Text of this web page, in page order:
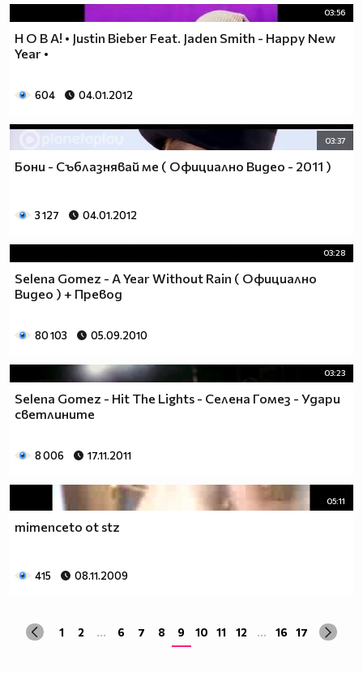
03:56
Н О В А! • Justin Bieber Feat. Jaden Smith - Happy New
Year •
604 04.01.2012
03:37
Бони - Съблазнявай ме ( Официално Видео - 2011 )
3 127 04.01.2012
03:28
Selena Gomez - A Year Without Rain ( Официално
Видео ) + Превод
80 103 05.09.2010
03:23
Selena Gomez - Hit The Lights - Селена Гомез - Удари
светлините
8 006 17.11.2011
05:11
mimenceto ot stz
415 08.11.2009
1 2 ... 6 7 8 9 10 11 12 ... 16 17